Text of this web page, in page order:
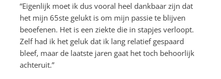
“Eigenlijk moet ik dus vooral heel dankbaar zijn dat
het mijn 65ste gelukt is om mijn passie te blijven
beoefenen. Het is een ziekte die in stapjes verloopt.
Zelf had ik het geluk dat ik lang relatief gespaard
bleef, maar de laatste jaren gaat het toch behoorlijk
achteruit.”